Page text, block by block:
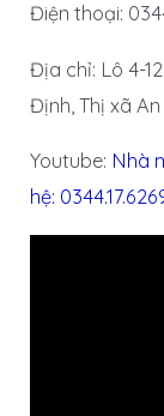
Điện thoại:
Địa chỉ: Lô 4-
Định, Thị xã
Youtube: Nhà
hệ: